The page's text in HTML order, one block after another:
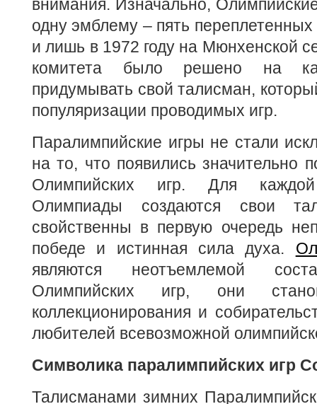
внимания. Изначально,
одну эмблему – пять
и лишь в 1972 году на Мюнхенской
комитета было решено на
придумывать свой талисман,
популяризации проводимых игр.
Паралимпийские игры не стали
на то, что появились значительно
Олимпийских игр. Для каждой
Олимпиады создаются свои
свойственны в первую очередь
победе и истинная сила духа.
являются неотъемлемой
Олимпийских игр, они
коллекционирования и
любителей всевозможной
Символика паралимпийских игр
Талисманами зимних